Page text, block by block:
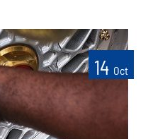
14 Oct